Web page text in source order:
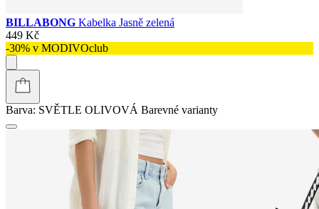
BILLABONG Kabelka Jasně zelená
449 Kč
-30% v MODIVOclub
Barva: SVĚTLE OLIVOVÁ Barevné varianty